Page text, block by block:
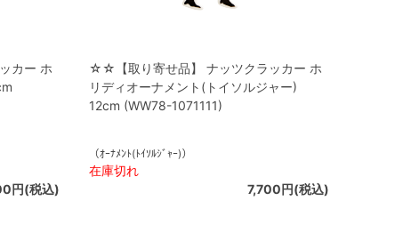
カー ホ
円(税込)
☆☆【取り寄せ品】 ナッツクラッカー ホ
リディオーナメント(トイソルジャー)
12cm (WW78-1071111)
（ｵｰﾅﾒﾝﾄ(ﾄｲｿﾙｼﾞｬｰ)）
在庫切れ
7,700円(税込)